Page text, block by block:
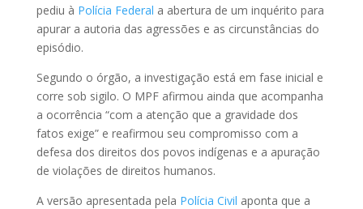
pediu à Polícia Federal a abertura de um inquérito para
apurar a autoria das agressões e as circunstâncias do
episódio.
Segundo o órgão, a investigação está em fase inicial e
corre sob sigilo. O MPF afirmou ainda que acompanha
a ocorrência “com a atenção que a gravidade dos
fatos exige” e reafirmou seu compromisso com a
defesa dos direitos dos povos indígenas e a apuração
de violações de direitos humanos.
A versão apresentada pela Polícia Civil aponta que a